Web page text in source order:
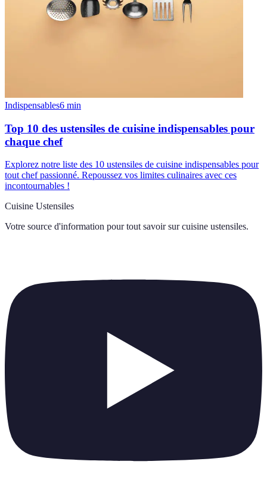
Indispensables6 min
Top 10 des ustensiles de cuisine indispensables pour
chaque chef
Explorez notre liste des 10 ustensiles de cuisine indispensables pour
tout chef passionné. Repoussez vos limites culinaires avec ces
incontournables !
Cuisine Ustensiles
Votre source d'information pour tout savoir sur cuisine ustensiles.